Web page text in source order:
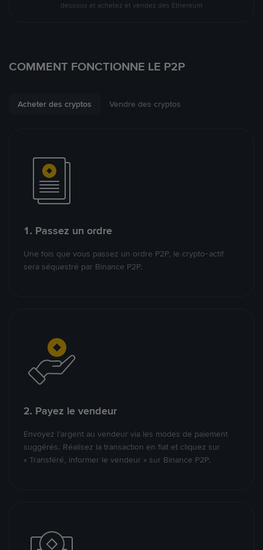
dessous et achetez et vendez des Ethereum
COMMENT FONCTIONNE LE P2P
Acheter des cryptos Vendre des cryptos
1. Passez un ordre
Une fois que vous passez un ordre P2P, le crypto-actif
sera séquestré par Binance P2P.
2. Payez le vendeur
Envoyez l’argent au vendeur via les modes de paiement
suggérés. Réalisez la transaction en fiat et cliquez sur
« Transféré, informer le vendeur » sur Binance P2P.